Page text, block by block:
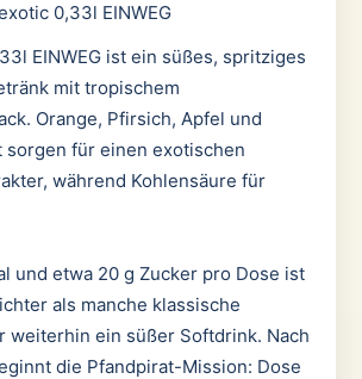
0,33l EINWEG
EINWEG ist ein süßes, spritziges
mit tropischem
Orange, Pfirsich, Apfel und
sorgen für einen exotischen
während Kohlensäure für
und etwa 20 g Zucker pro Dose ist
als manche klassische
weiterhin ein süßer Softdrink. Nach
die Pfandpirat-Mission: Dose